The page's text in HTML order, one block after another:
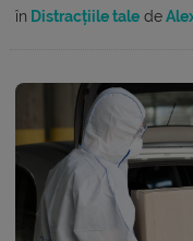
în Distracțiile tale de